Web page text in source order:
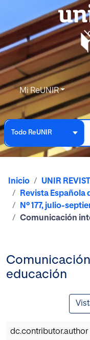
Mi ReUNIR
Todo ReUNIR
Inicio
UNIR
Revista Española
Nº 177, julio-
Comunicación
educación
dc.contributor.author